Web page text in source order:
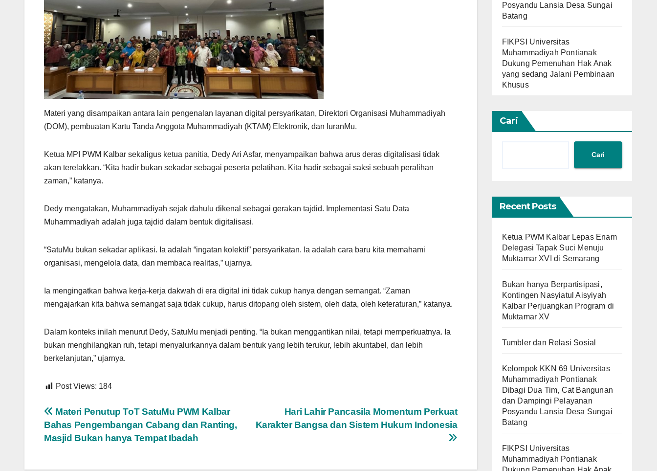
Materi yang disampaikan antara lain pengenalan layanan digital persyarikatan, Direktori Organisasi Muhammadiyah
(DOM), pembuatan Kartu Tanda Anggota Muhammadiyah (KTAM) Elektronik, dan IuranMu.
Ketua MPI PWM Kalbar sekaligus ketua panitia, Dedy Ari Asfar, menyampaikan bahwa arus deras digitalisasi tidak
akan terelakkan. “Kita hadir bukan sekadar sebagai peserta pelatihan. Kita hadir sebagai saksi sebuah peralihan
zaman,” katanya.
Dedy mengatakan, Muhammadiyah sejak dahulu dikenal sebagai gerakan tajdid. Implementasi Satu Data
Muhammadiyah adalah juga tajdid dalam bentuk digitalisasi.
“SatuMu bukan sekadar aplikasi. Ia adalah “ingatan kolektif” persyarikatan. Ia adalah cara baru kita memahami
organisasi, mengelola data, dan membaca realitas,” ujarnya.
Ia mengingatkan bahwa kerja-kerja dakwah di era digital ini tidak cukup hanya dengan semangat. “Zaman
mengajarkan kita bahwa semangat saja tidak cukup, harus ditopang oleh sistem, oleh data, oleh keteraturan,” katanya.
Dalam konteks inilah menurut Dedy, SatuMu menjadi penting. “Ia bukan menggantikan nilai, tetapi memperkuatnya. Ia
bukan menghilangkan ruh, tetapi menyalurkannya dalam bentuk yang lebih terukur, lebih akuntabel, dan lebih
berkelanjutan,” ujarnya.
Post Views: 184
Navigasi
pos
Hari Lahir Pancasila Momentum Perkuat
Karakter Bangsa dan Sistem Hukum Indonesia
Materi Penutup ToT SatuMu PWM Kalbar
Bahas Pengembangan Cabang dan Ranting,
Masjid Bukan hanya Tempat Ibadah
Posyandu Lansia Desa Sungai
Batang
FIKPSI Universitas
Muhammadiyah Pontianak
Dukung Pemenuhan Hak Anak
yang sedang Jalani Pembinaan
Khusus
Cari
Cari
Recent Posts
Ketua PWM Kalbar Lepas Enam
Delegasi Tapak Suci Menuju
Muktamar XVI di Semarang
Bukan hanya Berpartisipasi,
Kontingen Nasyiatul Aisyiyah
Kalbar Perjuangkan Program di
Muktamar XV
Tumbler dan Relasi Sosial
Kelompok KKN 69 Universitas
Muhammadiyah Pontianak
Dibagi Dua Tim, Cat Bangunan
dan Dampingi Pelayanan
Posyandu Lansia Desa Sungai
Batang
FIKPSI Universitas
Muhammadiyah Pontianak